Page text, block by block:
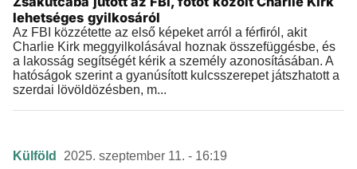
lehetséges gyilkosáról
Az FBI közzétette az első képeket arról a férfiról, akit
Charlie Kirk meggyilkolásával hoznak összefüggésbe, és
a lakosság segítségét kérik a személy azonosításában. A
hatóságok szerint a gyanúsított kulcsszerepet játszhatott a
szerdai lövöldözésben, m...
Külföld 2025. szeptember 11. - 16:19